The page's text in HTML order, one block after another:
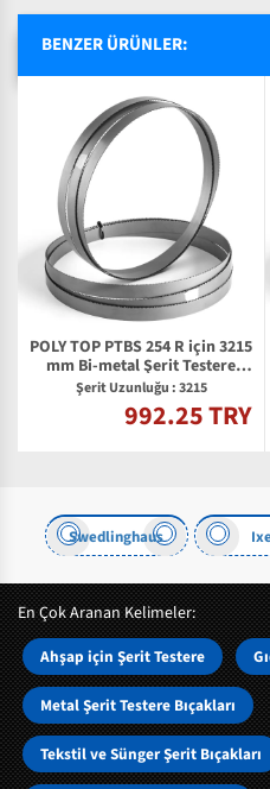
BENZER ÜRÜNLER:
POLY TOP PTBS 254 R için 3215
mm Bi-metal Şerit Testere
Bıçağı
Şerit Uzunluğu : 3215
992.25 TRY
Swedlinghaus
En Çok Aranan Kelimeler:
Ahşap için Şerit Testere
Metal Şerit Testere Bıçakları
Tekstil ve Sünger Şerit Bıçakları